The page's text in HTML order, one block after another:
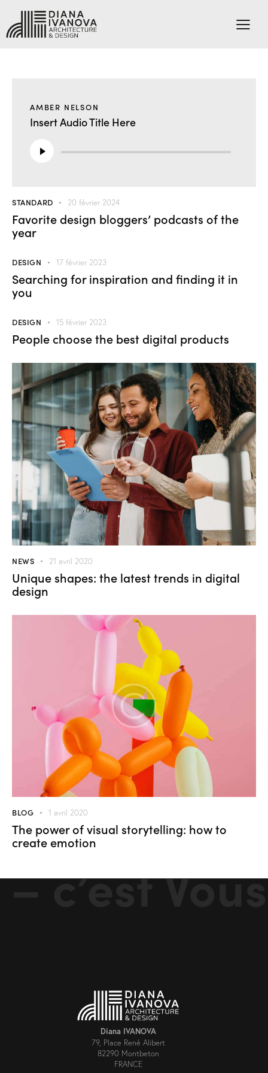
AMBER NELSON
Insert Audio Title Here
audio
STANDARD 20 février 2024
Favorite design bloggers’ podcasts of the
year
DESIGN 17 février 2023
Searching for inspiration and finding it in
you
DESIGN 15 février 2023
People choose the best digital products
NEWS 21 avril 2020
Unique shapes: the latest trends in digital
design
BLOG 1 avril 2020
The power of visual storytelling: how to
create emotion
Vous.
Diana IVANOVA
79, Place René Alibert
82290 Montbeton
FRANCE